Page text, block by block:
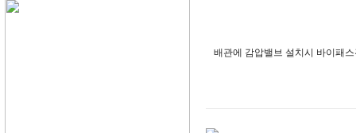
배관에 감압밸브 설치시 바이패